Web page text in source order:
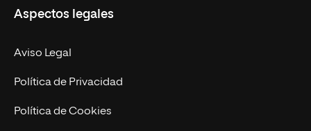
Doctorados
Experto Universitario
Postgrados
Cursos Universitarios
Facultades
Nuestro Equipo
Trabaja en UNIR
Actualidad
Aspectos legales
Aviso Legal
Política de Privacidad
Política de Cookies